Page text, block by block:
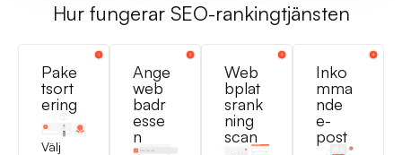
Hur fungerar SEO-rankingtjänsten
Pake
tsort
ering
Välj
Ange
web
badr
esse
n
Web
bplat
srank
ning
scan
Inko
mma
nde
e-
post